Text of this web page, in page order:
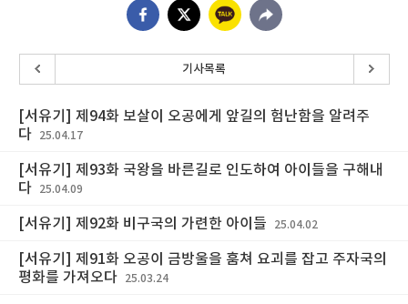
기사목록
[서유기] 제94화 보살이 오공에게 앞길의 험난함을 알려주
다
25.04.17
[서유기] 제93화 국왕을 바른길로 인도하여 아이들을 구해내
다
25.04.09
[서유기] 제92화 비구국의 가련한 아이들 25.04.02
[서유기] 제91화 오공이 금방울을 훔쳐 요괴를 잡고 주자국의
평화를 가져오다
25.03.24